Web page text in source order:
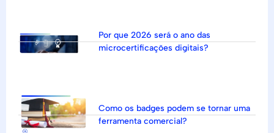
Por que 2026 será o ano das
microcertificações digitais?
Como os badges podem se tornar uma
ferramenta comercial?